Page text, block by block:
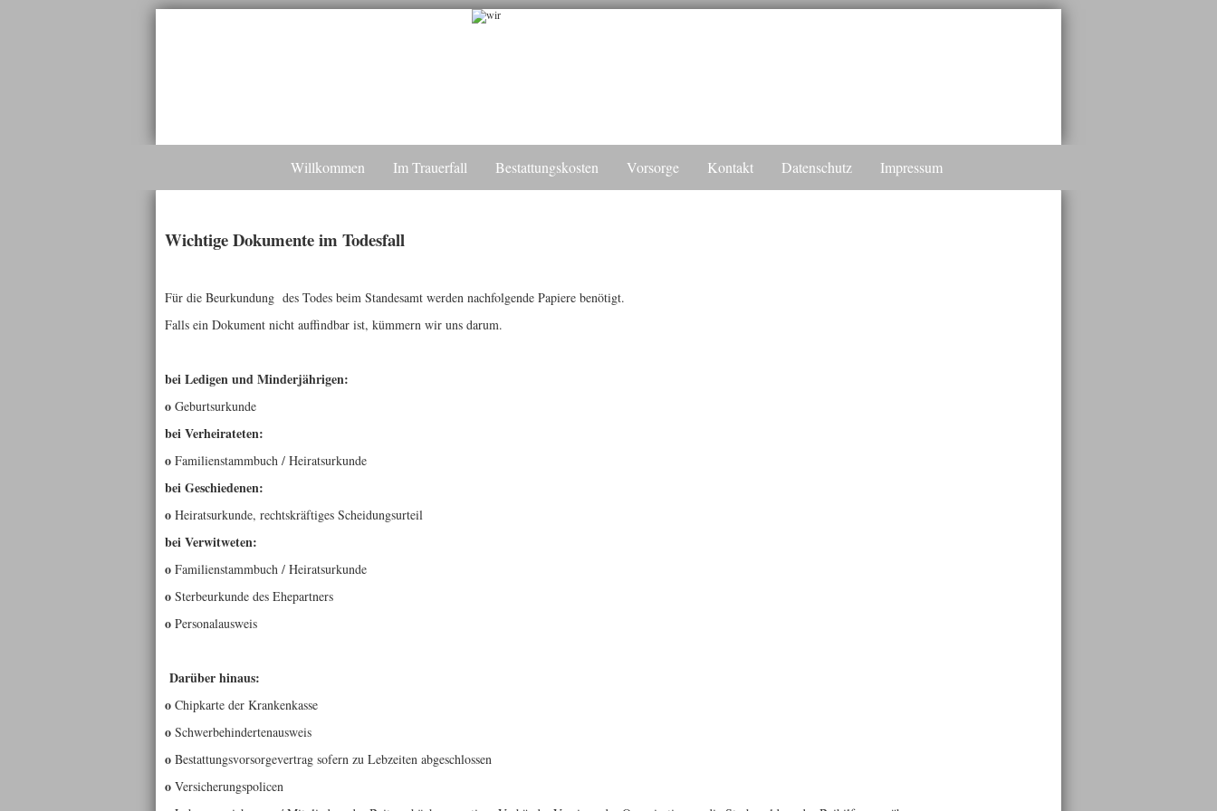
Willkommen Im Trauerfall Bestattungskosten Vorsorge Kontakt Datenschutz Impressum
Wichtige Dokumente im Todesfall
Für die Beurkundung des Todes beim Standesamt werden nachfolgende Papiere benötigt.
Falls ein Dokument nicht auffindbar ist, kümmern wir uns darum.
bei Ledigen und Minderjährigen:
o Geburtsurkunde
bei Verheirateten:
o Familienstammbuch / Heiratsurkunde
bei Geschiedenen:
o Heiratsurkunde, rechtskräftiges Scheidungsurteil
bei Verwitweten:
o Familienstammbuch / Heiratsurkunde
o Sterbeurkunde des Ehepartners
o Personalausweis
Darüber hinaus:
o Chipkarte der Krankenkasse
o Schwerbehindertenausweis
o Bestattungsvorsorgevertrag sofern zu Lebzeiten abgeschlossen
o Versicherungspolicen